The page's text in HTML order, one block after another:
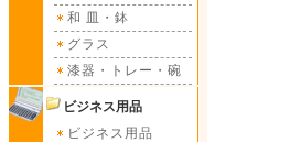
和 皿・鉢
グラス
漆器・トレー・碗
ビジネス用品
ビジネス用品